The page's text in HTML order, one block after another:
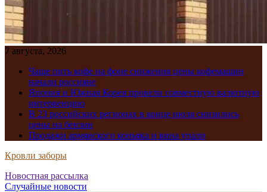
7 августа, 2026
Чаще пить кофе на фоне снижения цены кофемашин
начали россияне
Япония и Южная Корея провели совместную валютную
интервенцию
В 23 российских регионах в конце июля снизились
цены на бензин
Продажи армянского коньяка и вина упали
Кровли заборы
Новостная рассылка
Случайные новости